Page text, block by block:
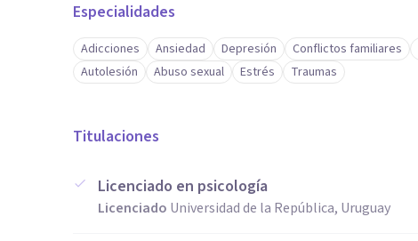
Especialidades
Adicciones Ansiedad Depresión Conflictos familiares
Autolesión
Abuso sexual Estrés Traumas
Titulaciones
Licenciado en psicología
Licenciado Universidad de la República, Uruguay